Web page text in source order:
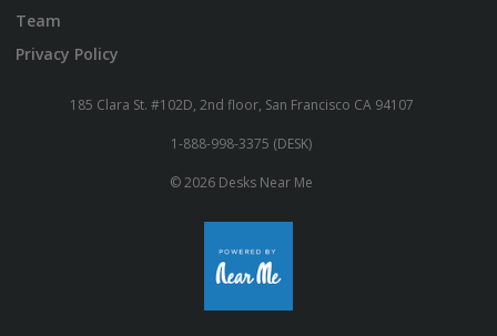
Team
Privacy Policy
185 Clara St. #102D, 2nd floor, San Francisco CA 94107
1-888-998-3375 (DESK)
© 2026 Desks Near Me